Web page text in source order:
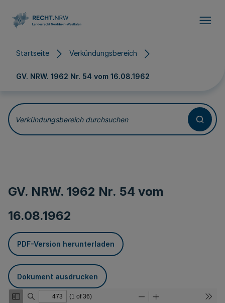
Startseite Verkündungsbereich
GV. NRW. 1962 Nr. 54 vom 16.08.1962
Verkündungsbereich durchsuchen
GV. NRW. 1962 Nr. 54 vom
16.08.1962
PDF-Version herunterladen
Dokument ausdrucken